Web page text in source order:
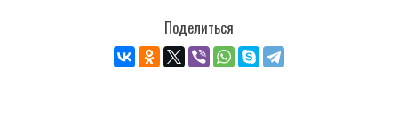
Поделиться